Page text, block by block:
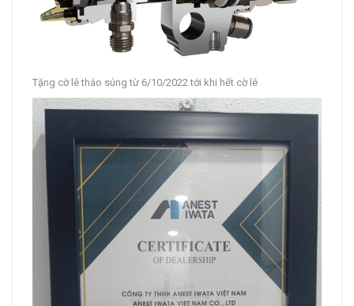
Tặng cờ lê tháo súng từ 6/10/2022 tới khi hết cờ lê